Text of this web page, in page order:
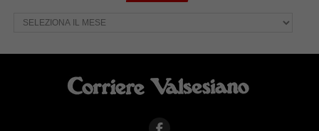
Archivi